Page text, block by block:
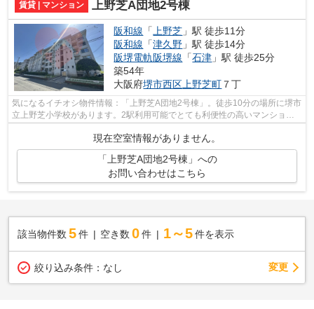
賃貸 | マンション 上野芝A団地2号棟
阪和線 「 上野芝 」駅 徒歩11分
阪和線 「津久野 」駅 徒歩14分
阪堺電軌阪堺線 「石津 」駅 徒歩25分
築54年
大阪府堺市西区 上野芝町 ７丁
気になるイチオシ物件情報：「上野芝A団地2号棟」。徒歩10分の場所に堺市
立上野芝小学校があります。2駅利用可能でとても利便性の高いマンション
現在空室情報がありません。
「上野芝A団地2号棟」への
お問い合わせはこちら
該当物件数 5件 空き数 0 件 1～5 件を表示
絞り込み条件： なし 変更